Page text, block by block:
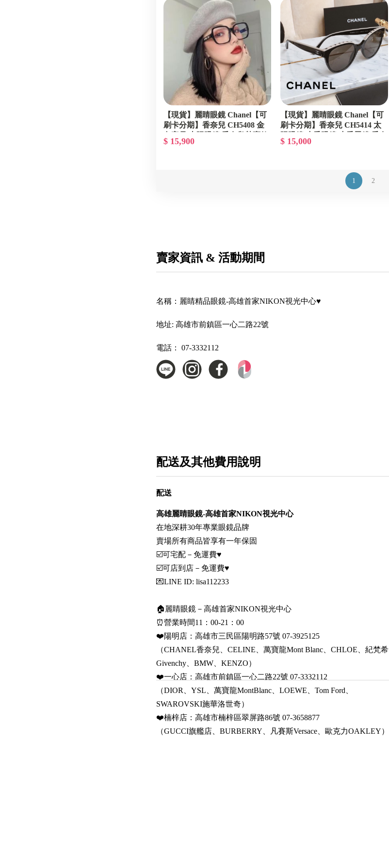
【現貨】麗睛眼鏡 Chanel【可
刷卡分期】香奈兒 CH5408 金
歐陽娜娜同款/小香太陽眼鏡
$ 15,900
【現貨】麗睛眼鏡 Chanel【可
刷卡分期】香奈兒 CH5414 太
兒經典款 香奈兒熱賣款
$ 15,000
1 2
賣家資訊 & 活動期間
名稱： 麗睛精品眼鏡-高雄首家NIKON視光中心♥
地址: 高雄市前鎮區一心二路22號
電話： 07-3332112
配送及其他費用說明
配送
高雄麗睛眼鏡-高雄首家NIKON視光中心
在地深耕30年專業眼鏡品牌
賣場所有商品皆享有一年保固
☑️可宅配－免運費♥
☑️可店到店－免運費♥
💌LINE ID: lisa112233
🏠麗睛眼鏡－高雄首家NIKON視光中心
⏰營業時間11：00-21：00
❤️陽明店：高雄市三民區陽明路57號 07-3925125
（CHANEL香奈兒、CELINE、萬寶龍Mont Blanc、CHLOE、紀梵希
Givenchy、BMW、KENZO）
❤️一心店：高雄市前鎮區一心二路22號 07-3332112
（DIOR、YSL、萬寶龍MontBlanc、LOEWE、Tom Ford、
SWAROVSKI施華洛世奇）
❤️楠梓店：高雄市楠梓區翠屏路86號 07-3658877
（GUCCI旗艦店、BURBERRY、凡賽斯Versace、歐克力OAKLEY）